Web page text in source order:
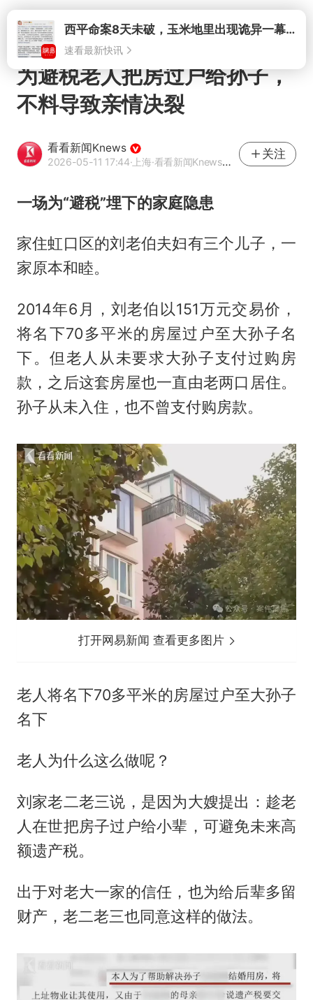
打开西平命案8天未破，玉米地里出现诡异一幕，我突然想起了欧金中
速看最新快讯
为避税老人把房过户给孙子，
不料导致亲情决裂
看看新闻Knews
2026-05-11 17:44·上海·看看新闻Knews官方网易号
关注
一场为“避税”埋下的家庭隐患
家住虹口区的刘老伯夫妇有三个儿子，一
家原本和睦。
2014年6月，刘老伯以151万元交易价，
将名下70多平米的房屋过户至大孙子名
下。但老人从未要求大孙子支付过购房
款，之后这套房屋也一直由老两口居住。
孙子从未入住，也不曾支付购房款。
打开网易新闻 查看更多图片
老人将名下70多平米的房屋过户至大孙子
名下
老人为什么这么做呢？
刘家老二老三说，是因为大嫂提出：趁老
人在世把房子过户给小辈，可避免未来高
额遗产税。
出于对老大一家的信任，也为给后辈多留
财产，老二老三也同意这样的做法。